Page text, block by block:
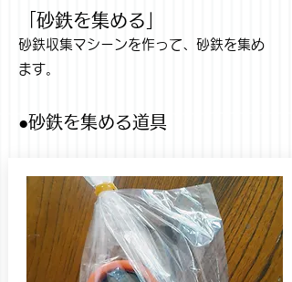
「砂鉄を集める」
砂鉄収集マシーンを作って、砂鉄を集め
ます。
●砂鉄を集める道具